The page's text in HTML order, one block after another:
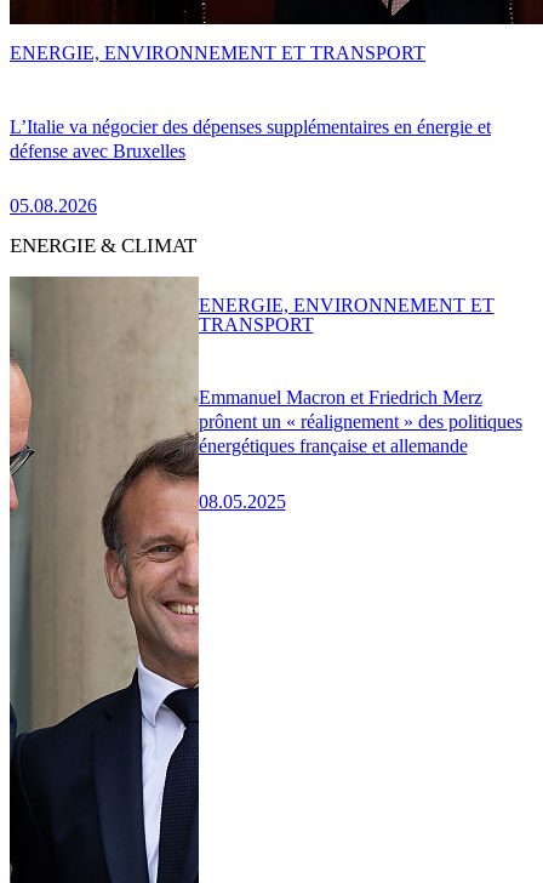
L’Italie va négocier des dépenses supplémentaires en énergie et
défense avec Bruxelles
05.08.2026
ENERGIE, ENVIRONNEMENT ET TRANSPORT
ENERGIE & CLIMAT
Emmanuel Macron et Friedrich Merz
prônent un « réalignement » des politiques
énergétiques française et allemande
08.05.2025
ENERGIE, ENVIRONNEMENT ET
TRANSPORT